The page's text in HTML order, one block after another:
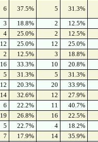
6 37.5% 5
31.3%
3 18.8% 2
12.5%
4 25.0% 2
12.5%
12 25.0% 12
25.0%
2 12.5% 3
18.8%
16 33.3% 10
20.8%
5 31.3% 5
31.3%
12 20.3% 20
33.9%
14 32.6% 12
27.9%
6 22.2% 11
40.7%
19 26.8% 16
22.5%
5 22.7% 4
18.2%
7 17.9% 14
35.9%